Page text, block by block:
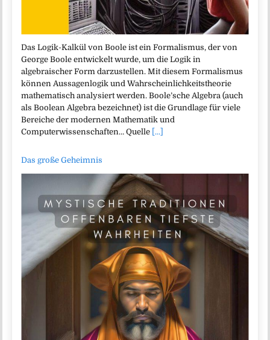
Das Logik-Kalkül von Boole ist ein Formalismus, der von
George Boole entwickelt wurde, um die Logik in
algebraischer Form darzustellen. Mit diesem Formalismus
können Aussagenlogik und Wahrscheinlichkeitstheorie
mathematisch analysiert werden. Boole’sche Algebra (auch
als Boolean Algebra bezeichnet) ist die Grundlage für viele
Bereiche der modernen Mathematik und
Computerwissenschaften… Quelle [...]
Das große Geheimnis